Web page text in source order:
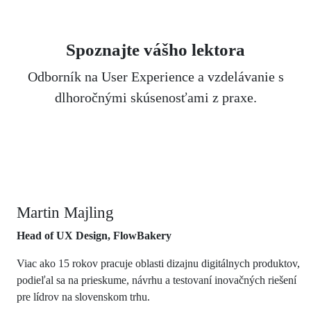
Spoznajte vášho lektora
Odborník na User Experience a vzdelávanie s
dlhoročnými skúsenosťami z praxe.
Martin Majling
Head of UX Design, FlowBakery
Viac ako 15 rokov pracuje oblasti dizajnu digitálnych produktov,
podieľal sa na prieskume, návrhu a testovaní inovačných riešení
pre lídrov na slovenskom trhu.